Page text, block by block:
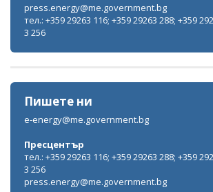
press.energy@me.government.bg
тел.: +359 29263 116; +359 29263 288; +359
3 256
Пишете ни
e-energy@me.government.bg
Пресцентър
тел.: +359 29263 116; +359 29263 288; +359
3 256
press.energy@me.government.bg